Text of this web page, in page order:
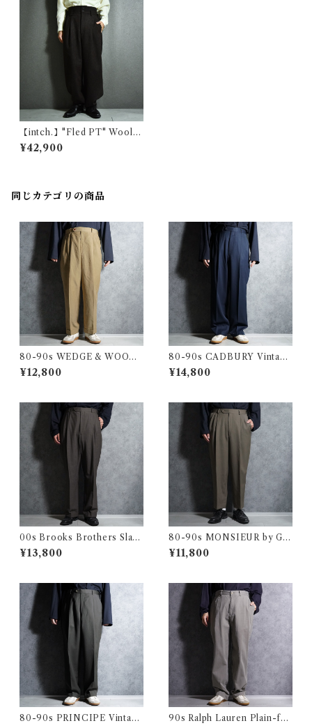
【intch.】"Fled PT" Wool T
weed Pants Brown インチ
フレッドピーティー ウール ツ
¥42,900
同じカテゴリの商品
80-90s WEDGE & WOOD
Vintage Slacks Wool Trous
ers Made in USA ウェッジ&
製 103
¥12,800
80-90s CADBURY Vintage
Slacks Wool Trousers Mad
e in USA キャドバリー ヴィ
¥14,800
00s Brooks Brothers Slack
s Wool Trousers Houndsto
oth ブルックス・ブラザーズ
¥13,800
80-90s MONSIEUR by GI
VENCHY Vintage Slacks W
ool Trousers Made in USA
アメリカ製
¥11,800
80-90s PRINCIPE Vintage
90s Ralph Lauren Plain-fro